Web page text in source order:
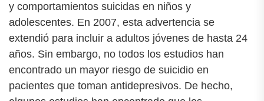
y comportamientos suicidas en niños y
adolescentes. En 2007, esta advertencia se
extendió para incluir a adultos jóvenes de hasta 24
años. Sin embargo, no todos los estudios han
encontrado un mayor riesgo de suicidio en
pacientes que toman antidepresivos. De hecho,